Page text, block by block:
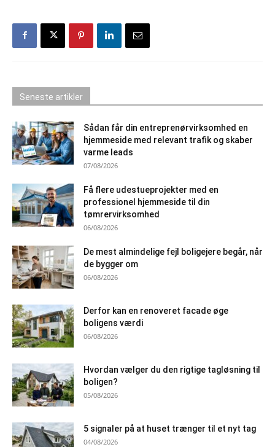
Seneste artikler
Sådan får din entreprenørvirksomhed en
hjemmeside med relevant trafik og skaber
varme leads
07/08/2026
Få flere udestueprojekter med en
professionel hjemmeside til din
tømrervirksomhed
06/08/2026
De mest almindelige fejl boligejere begår, når
de bygger om
06/08/2026
Derfor kan en renoveret facade øge
boligens værdi
06/08/2026
Hvordan vælger du den rigtige tagløsning til
boligen?
05/08/2026
5 signaler på at huset trænger til et nyt tag
04/08/2026